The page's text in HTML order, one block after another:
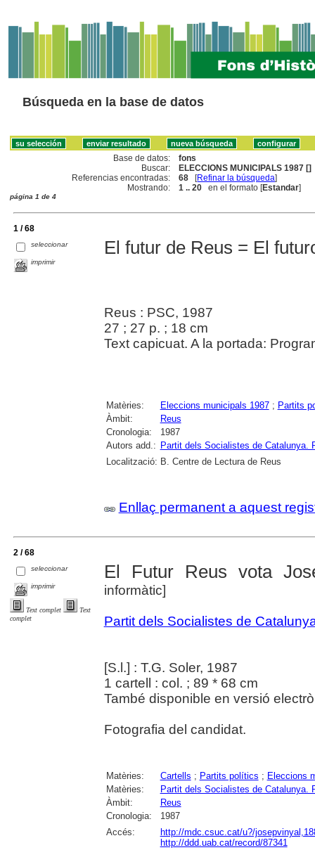
Búsqueda en la base de datos
Base de datos:
fons
Buscar:
ELECCIONS MUNICIPALS 1987 []
Referencias encontradas:
68 [Refinar la búsqueda]
Mostrando:
1 .. 20 en el formato [Estandar]
página 1 de 4
1 / 68
seleccionar
imprimir
El futur de Reus = El
Reus : PSC, 1987
27 ; 27 p. ; 18 cm
Text capicuat. A la portada:
Matèries: Eleccions municipals 1987; Partits
Àmbit:
Reus
Cronologia:
1987
Autors add.: Partit dels Socialistes de Catalunya.
Localització: B. Centre de Lectura de Reus
Enllaç permanent a aquest
2 / 68
seleccionar
imprimir
Text complet
Text
complet
El Futur Reus vota
informàtic]
Partit dels Socialistes de
[S.l.] : T.G. Soler, 1987
1 cartell : col. ; 89 * 68 cm
També disponible en versió
Fotografia del candidat.
Matèries: Cartells ; Partits polítics ; Eleccions
Matèries:
Partit dels Socialistes de Catalunya.
Àmbit:
Reus
Cronologia:
1987
Accés:
http://mdc.csuc.cat/u?/
http://ddd.uab.cat/record/87341